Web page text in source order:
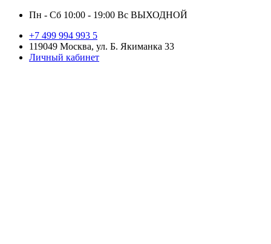
Пн - Сб 10:00 - 19:00 Вс ВЫХОДНОЙ
+7 499 994 993 5
119049 Москва, ул. Б. Якиманка 33
Личный кабинет